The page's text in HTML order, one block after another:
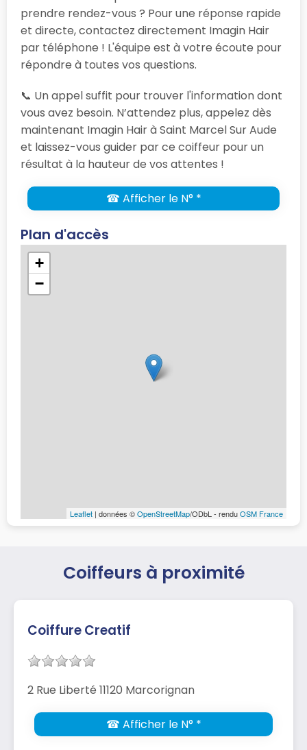
prendre rendez-vous ? Pour une réponse rapide
et directe, contactez directement Imagin Hair
par téléphone ! L'équipe est à votre écoute pour
répondre à toutes vos questions.
📞 Un appel suffit pour trouver l'information dont
vous avez besoin. N’attendez plus, appelez dès
maintenant Imagin Hair à Saint Marcel Sur Aude
et laissez-vous guider par ce coiffeur pour un
résultat à la hauteur de vos attentes !
☎ Afficher le N° *
Plan d'accès
+
−
Leaflet | données ©OpenStreetMap/ODbL - renduOSM France
Coiffeurs à proximité
Coiffure Creatif
2 Rue Liberté 11120 Marcorignan
☎ Afficher le N° *